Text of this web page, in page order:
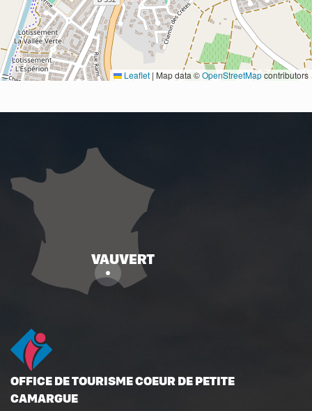
Leaflet | Map data ©OpenStreetMapcontributors
OFFICE DE TOURISME COEUR DE PETITE
CAMARGUE